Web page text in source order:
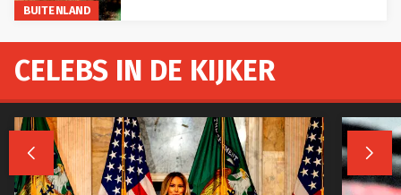
BUITENLAND
CELEBS IN DE KIJKER
 